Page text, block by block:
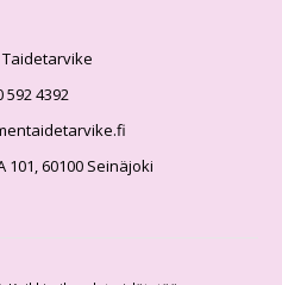
592 4392
101, 60100 Seinäjoki